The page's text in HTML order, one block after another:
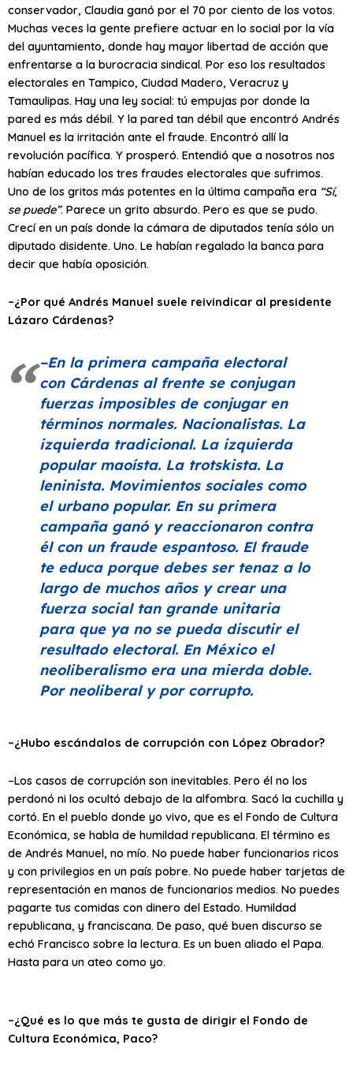
conservador, Claudia ganó por el 70 por ciento de los votos.
Muchas veces la gente prefiere actuar en lo social por la vía
del ayuntamiento, donde hay mayor libertad de acción que
enfrentarse a la burocracia sindical. Por eso los resultados
electorales en Tampico, Ciudad Madero, Veracruz y
Tamaulipas. Hay una ley social: tú empujas por donde la
pared es más débil. Y la pared tan débil que encontró Andrés
Manuel es la irritación ante el fraude. Encontró allí la
revolución pacífica. Y prosperó. Entendió que a nosotros nos
habían educado los tres fraudes electorales que sufrimos.
Uno de los gritos más potentes en la última campaña era “Sí,
se puede”. Parece un grito absurdo. Pero es que se pudo.
Crecí en un país donde la cámara de diputados tenía sólo un
diputado disidente. Uno. Le habían regalado la banca para
decir que había oposición.
–¿Por qué Andrés Manuel suele reivindicar al presidente
Lázaro Cárdenas?
–En la primera campaña electoral
con Cárdenas al frente se conjugan
fuerzas imposibles de conjugar en
términos normales. Nacionalistas. La
izquierda tradicional. La izquierda
popular maoísta. La trotskista. La
leninista. Movimientos sociales como
el urbano popular. En su primera
campaña ganó y reaccionaron contra
él con un fraude espantoso. El fraude
te educa porque debes ser tenaz a lo
largo de muchos años y crear una
fuerza social tan grande unitaria
para que ya no se pueda discutir el
resultado electoral. En México el
neoliberalismo era una mierda doble.
Por neoliberal y por corrupto.
–¿Hubo escándalos de corrupción con López Obrador?
–Los casos de corrupción son inevitables. Pero él no los
perdonó ni los ocultó debajo de la alfombra. Sacó la cuchilla y
cortó. En el pueblo donde yo vivo, que es el Fondo de Cultura
Económica, se habla de humildad republicana. El término es
de Andrés Manuel, no mío. No puede haber funcionarios ricos
y con privilegios en un país pobre. No puede haber tarjetas de
representación en manos de funcionarios medios. No puedes
pagarte tus comidas con dinero del Estado. Humildad
republicana, y franciscana. De paso, qué buen discurso se
echó Francisco sobre la lectura. Es un buen aliado el Papa.
Hasta para un ateo como yo.
–¿Qué es lo que más te gusta de dirigir el Fondo de
Cultura Económica, Paco?